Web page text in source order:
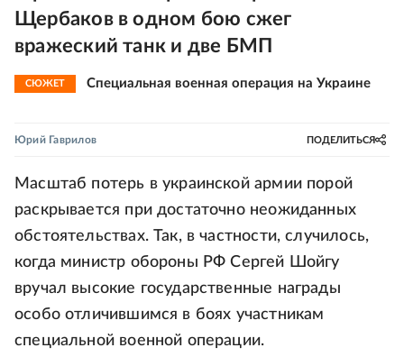
Щербаков в одном бою сжег
вражеский танк и две БМП
СЮЖЕТ Специальная военная операция на Украине
Юрий Гаврилов ПОДЕЛИТЬСЯ
Масштаб потерь в украинской армии порой
раскрывается при достаточно неожиданных
обстоятельствах. Так, в частности, случилось,
когда министр обороны РФ Сергей Шойгу
вручал высокие государственные награды
особо отличившимся в боях участникам
специальной военной операции.